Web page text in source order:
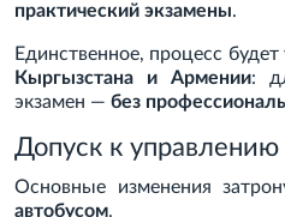
практический экзамены.
Единственное, процесс
Кыргызстана и Армении:
экзамен — без
Допуск к
Основные изменения
автобусом.